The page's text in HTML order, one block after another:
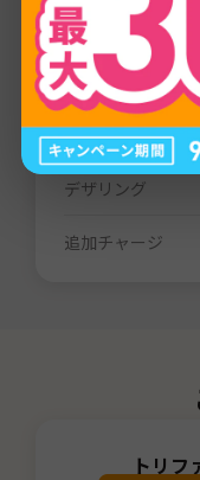
有効期間
電話番号（SMS）
デザリング
追加チャージ
トリフ